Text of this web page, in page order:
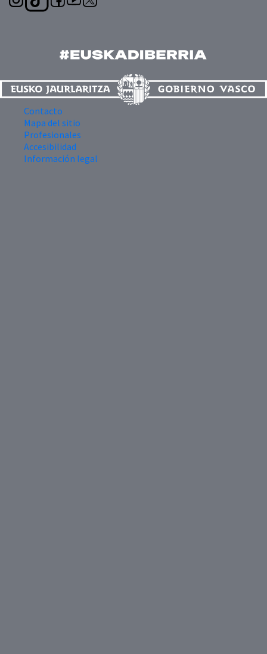
Contacto
Mapa del sitio
Profesionales
Accesibilidad
Información legal